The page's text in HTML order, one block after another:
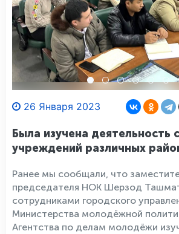
26 Января 2023
Была изучена деятельность
учреждений различных
Ранее мы сообщали, что
председателя НОК Шерзод
сотрудниками городского
Министерства молодёжной
Агентства по делам молодёжи